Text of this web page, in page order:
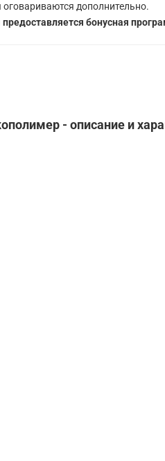
дополнительно.
бонусная
- описание и